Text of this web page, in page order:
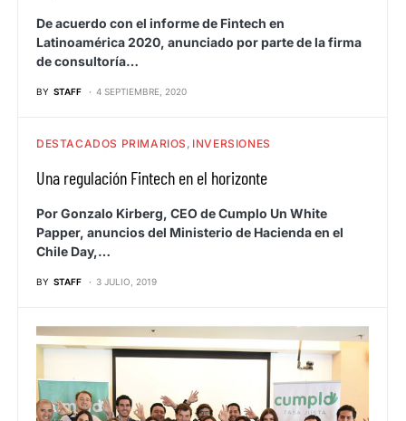
De acuerdo con el informe de Fintech en
Latinoamérica 2020, anunciado por parte de la firma
de consultoría…
BY STAFF 4 SEPTIEMBRE, 2020
DESTACADOS PRIMARIOS INVERSIONES
Una regulación Fintech en el horizonte
Por Gonzalo Kirberg, CEO de Cumplo Un White
Papper, anuncios del Ministerio de Hacienda en el
Chile Day,…
BY STAFF 3 JULIO, 2019